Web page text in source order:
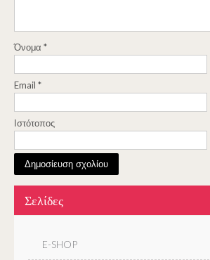
Όνομα *
Email *
Ιστότοπος
Σελίδες
E-SHOP